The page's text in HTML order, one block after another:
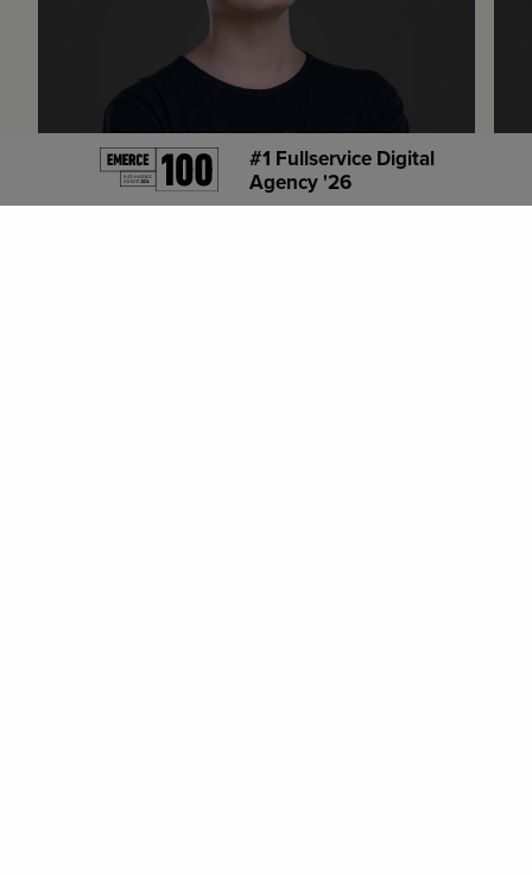
#1 Fullservice Digital
Agency '26